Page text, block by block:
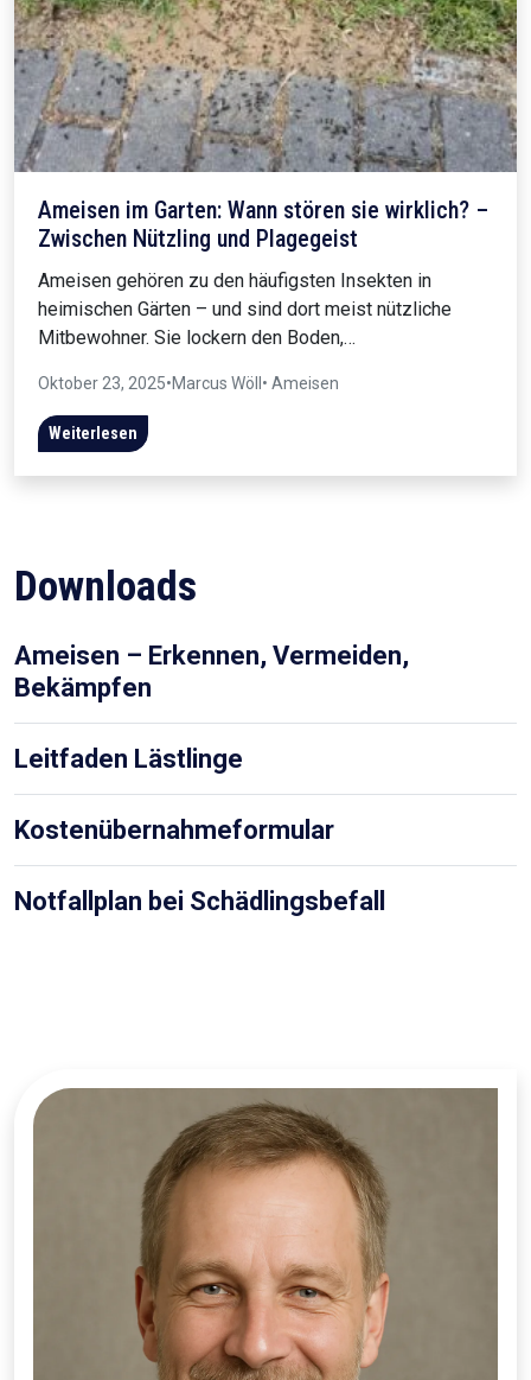
Ameisen im Garten: Wann stören sie wirklich? –
Zwischen Nützling und Plagegeist
Ameisen gehören zu den häufigsten Insekten in
heimischen Gärten – und sind dort meist nützliche
Mitbewohner. Sie lockern den Boden,…
Oktober 23, 2025•Marcus Wöll• Ameisen
Weiterlesen
Downloads
Ameisen – Erkennen, Vermeiden,
Bekämpfen
Leitfaden Lästlinge
Kostenübernahmeformular
Notfallplan bei Schädlingsbefall